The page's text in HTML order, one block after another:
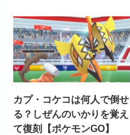
カプ・コケコは何人で倒せ
る？しぜんのいかりを覚え
て復刻【ポケモンGO】